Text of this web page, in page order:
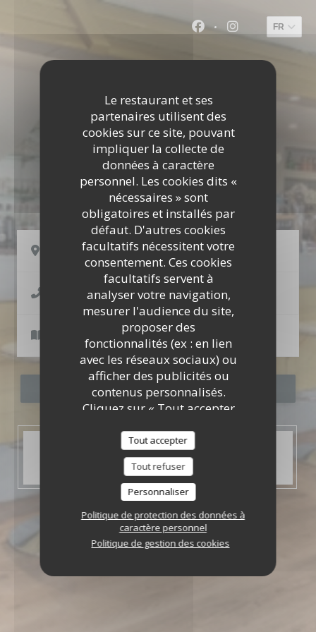
Personnalisation de vos choix en matière de cookies
Le restaurant et ses
partenaires utilisent des
cookies sur ce site, pouvant
impliquer la collecte de
données à caractère
personnel. Les cookies dits «
nécessaires » sont
obligatoires et installés par
défaut. D'autres cookies
facultatifs nécessitent votre
consentement. Ces cookies
facultatifs servent à
analyser votre navigation,
mesurer l'audience du site,
proposer des
fonctionnalités (ex : en lien
avec les réseaux sociaux) ou
afficher des publicités ou
contenus personnalisés.
Cliquez sur « Tout accepter
Personnaliser » pour gérer
vos préférences. Vous
pouvez modifier vos choix à
tout moment en cliquant
sur l'icône représentant un
cookie en bas à gauche des
pages du site.
Tout accepter
Tout refuser
Personnaliser
Politique de protection des données à
caractère personnel
Politique de gestion des cookies
FR
Facebook ((ouvre
Instagram
L'ESCALE
HORAIRES
Ouvert aujourd'hui de 11:00 à 22:00
3 Place de la Gare 35360 MONTAUBAN DE BRETAGNE
02 99 06 64 17
Cartes & Menus
RÉSERVER
L'Escale